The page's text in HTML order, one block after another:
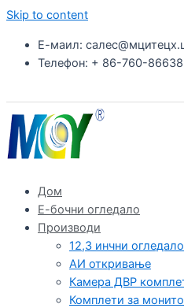
Skip to content
Е-маил:
Телефон: + 86-760-
Дом
Е-бочни огледало
Производи
12,3 инчни
АИ откривање
Камера ДВР
Комплети за